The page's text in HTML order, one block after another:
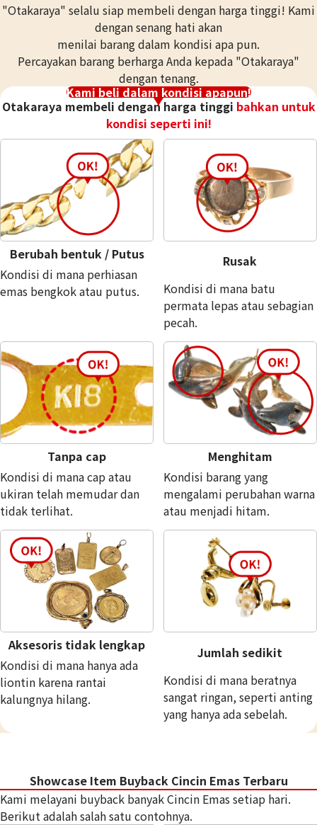
18K gold (K18) Kihei ring
3,2g
18K gold (K18) Kihei ring
3g
Referensi Harga Buyback
"Otakaraya" selalu siap membeli dengan harga tinggi! Kami
dengan senang hati akan
menilai barang dalam kondisi apa pun.
Percayakan barang berharga Anda kepada "Otakaraya"
dengan tenang.
Kami beli dalam kondisi apapun!
Otakaraya membeli dengan harga tinggi bahkan untuk
kondisi seperti ini!
Berubah bentuk / Putus
Kondisi di mana perhiasan
emas bengkok atau putus.
Rusak
Kondisi di mana batu
permata lepas atau sebagian
pecah.
Tanpa cap
Kondisi di mana cap atau
ukiran telah memudar dan
tidak terlihat.
Menghitam
Kondisi barang yang
mengalami perubahan warna
atau menjadi hitam.
Aksesoris tidak lengkap
Kondisi di mana hanya ada
liontin karena rantai
kalungnya hilang.
Jumlah sedikit
Kondisi di mana beratnya
sangat ringan, seperti anting
yang hanya ada sebelah.
Showcase Item Buyback Cincin Emas Terbaru
Kami melayani buyback banyak Cincin Emas setiap hari.
Berikut adalah salah satu contohnya.